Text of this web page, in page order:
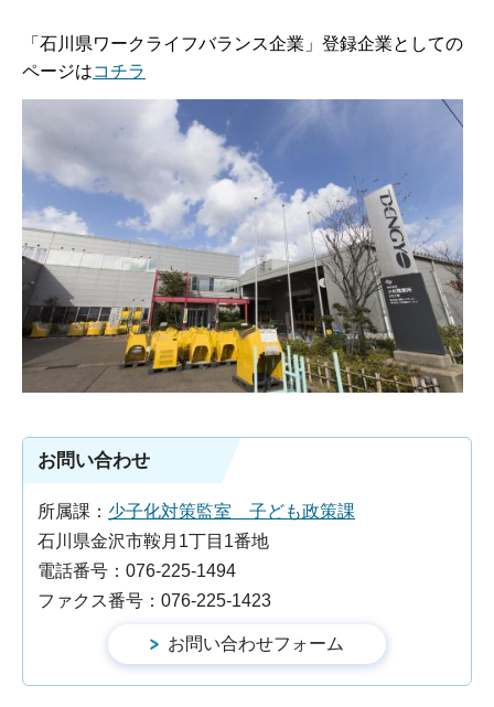
「石川県ワークライフバランス企業」登録企業としての
ページはコチラ
お問い合わせ
所属課： 少子化対策監室 子ども政策課
石川県金沢市鞍月1丁目1番地
電話番号：076-225-1494
ファクス番号：076-225-1423